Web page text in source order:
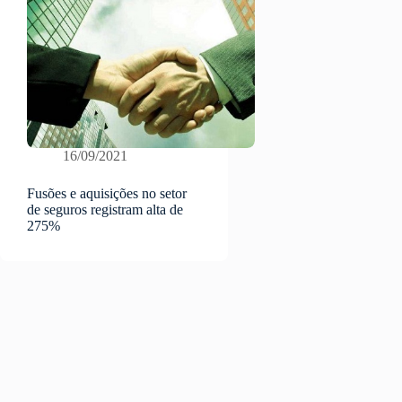
16/09/2021
Fusões e aquisições no setor
de seguros registram alta de
275%